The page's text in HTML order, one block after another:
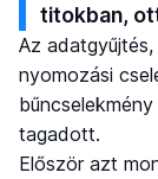
titokban,
Az
nyomozási
tagadott.
Először azt